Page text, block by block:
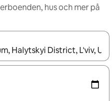
hus och mer på
kan du navigera med